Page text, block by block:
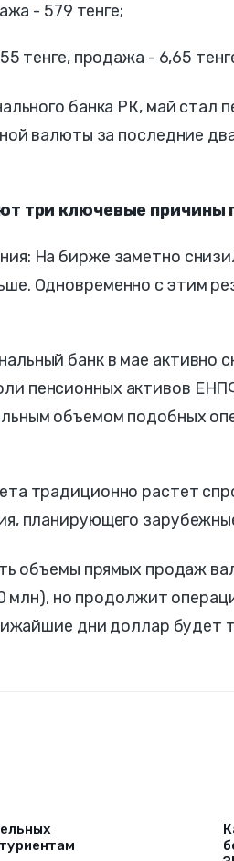
- 579 тенге;
тенге, продажа - 6,65
банка РК, май стал
валюты за последние
три ключевые причины
На бирже заметно
Одновременно с этим
банк в мае активно
пенсионных активов
объемом подобных
традиционно растет
планирующего
объемы прямых продаж
млн), но продолжит
дни доллар будет